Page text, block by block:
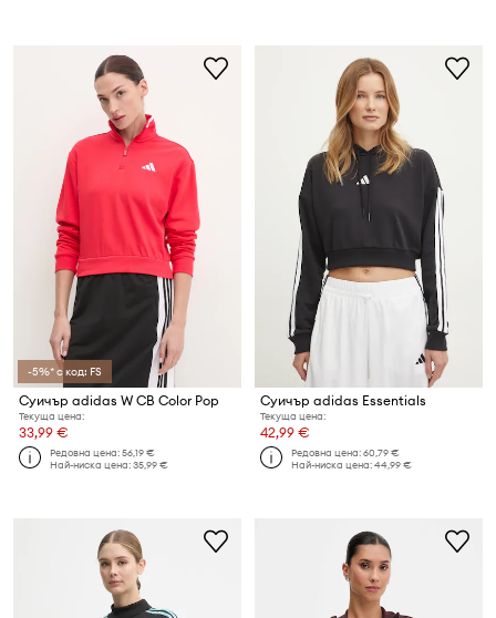
-5%* с код: FS
Суичър adidas W CB Color Pop
Текуща цена:
33,99 €
Редовна цена:56,19 €
Най-ниска цена:35,99 €
Суичър adidas Essentials
Текуща цена:
42,99 €
Редовна цена:60,79 €
Най-ниска цена:44,99 €